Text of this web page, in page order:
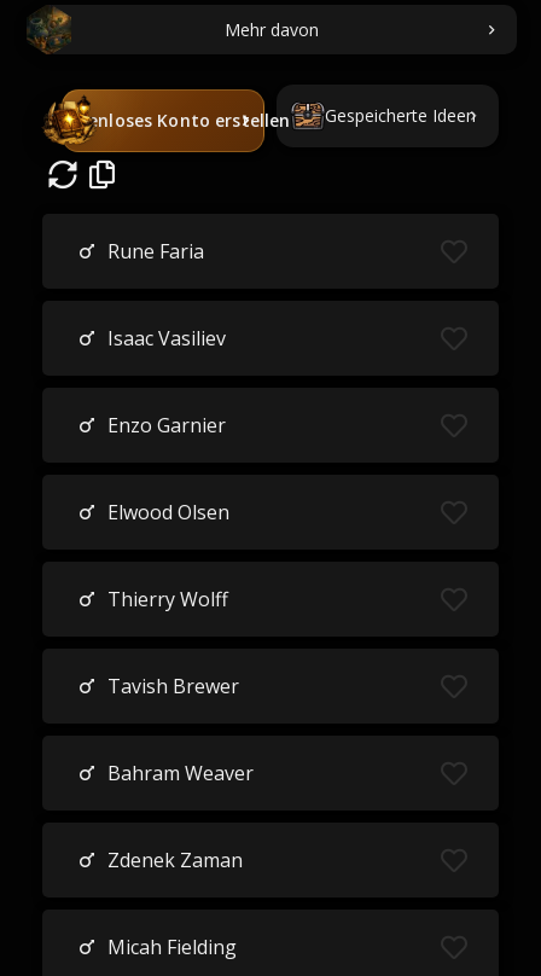
Mehr davon
Kostenloses Konto erstellen Gespeicherte Ideen
Rune Faria
Isaac Vasiliev
Enzo Garnier
Elwood Olsen
Thierry Wolff
Tavish Brewer
Bahram Weaver
Zdenek Zaman
Micah Fielding